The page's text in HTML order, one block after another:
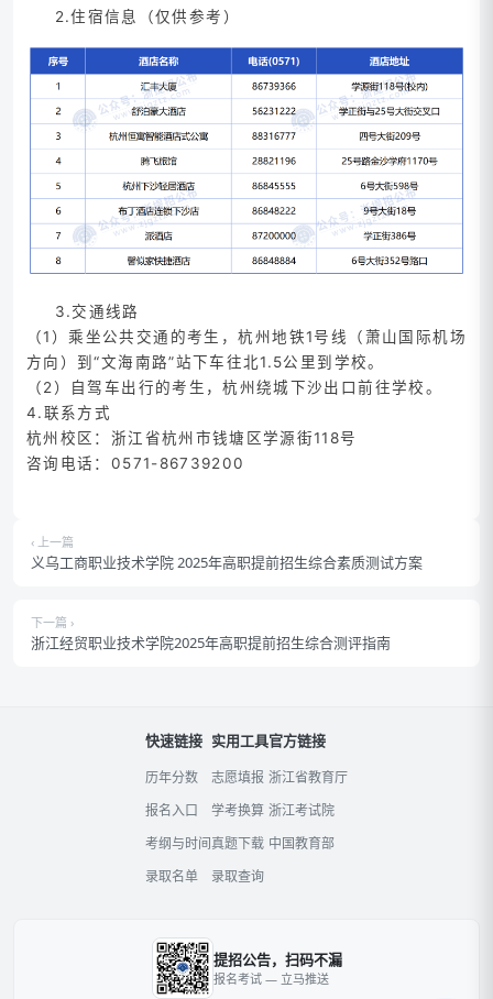
2.住宿信息（仅供参考）
3.交通线路
（1）乘坐公共交通的考生，杭州地铁1号线（萧山国际机场
方向）到“文海南路”站下车往北1.5公里到学校。
（2）自驾车出行的考生，杭州绕城下沙出口前往学校。
4.联系方式
杭州校区：浙江省杭州市钱塘区学源街118号
咨询电话：0571-86739200
‹ 上一篇
义乌工商职业技术学院 2025年高职提前招生综合素质测试方案
下一篇 ›
浙江经贸职业技术学院2025年高职提前招生综合测评指南
快速链接
历年分数
报名入口
考纲与时间
录取名单
实用工具
志愿填报
学考换算
真题下载
录取查询
官方链接
浙江省教育厅
浙江考试院
中国教育部
提招公告，扫码不漏
报名考试 — 立马推送